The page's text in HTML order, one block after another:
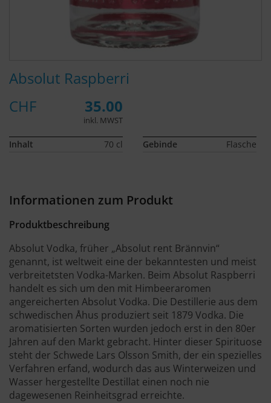
Informationen zum Produkt
Produktbeschreibung
Absolut Vodka, früher „Absolut rent Brännvin“
genannt, ist weltweit eine der bekanntesten und meist
verbreitetsten Vodka-Marken. Beim Absolut Raspberri
handelt es sich um den mit Himbeeraromen
angereicherten Absolut Vodka. Die Destillerie aus dem
schwedischen Åhus produziert seit 1879 Vodka. Die
aromatisierten Sorten wurden jedoch erst in den 80er
Jahren auf den Markt gebracht. Hinter dieser Spirituose
steht der Schwede Lars Olsson Smith, der ein spezielles
Verfahren erfand, wodurch das aus Winterweizen und
Wasser hergestellte Destillat einen noch nie
dagewesenen Reinheitsgrad erreichte.
Absolut Raspberri
CHF
35.00
inkl. MWST
Inhalt 70 cl Gebinde Flasche